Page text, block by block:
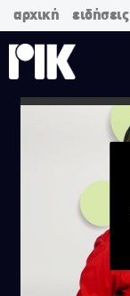
αρχική ειδήσεις